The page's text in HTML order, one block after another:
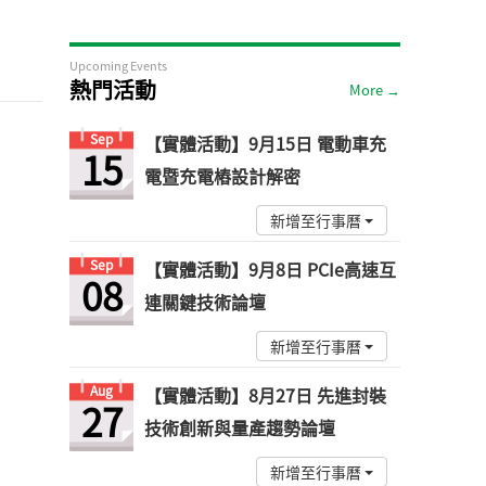
Upcoming Events
熱門活動 More →
Sep
15
【實體活動】9月15日 電動車充
電暨充電樁設計解密
新增至行事曆
Sep
08
【實體活動】9月8日 PCIe高速互
連關鍵技術論壇
新增至行事曆
Aug
27
【實體活動】8月27日 先進封裝
技術創新與量產趨勢論壇
新增至行事曆